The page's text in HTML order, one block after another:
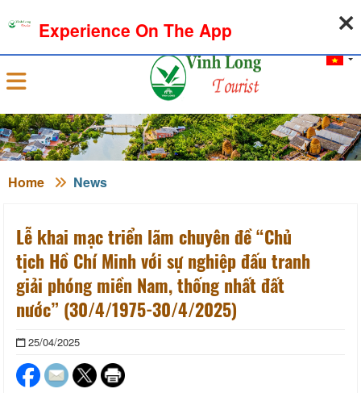
Sign in
Home News
Lễ khai mạc triển lãm chuyên đề “Chủ
tịch Hồ Chí Minh với sự nghiệp đấu tranh
giải phóng miền Nam, thống nhất đất
nước” (30/4/1975-30/4/2025)
25/04/2025
Experience On The App